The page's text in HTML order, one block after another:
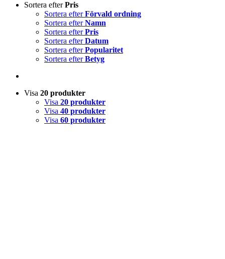
Sortera efterPris
Sortera efterFörvald ordning
Sortera efterNamn
Sortera efterPris
Sortera efterDatum
Sortera efterPopularitet
Sortera efterBetyg
Visa 20 produkter
Visa 20 produkter
Visa 40 produkter
Visa 60 produkter